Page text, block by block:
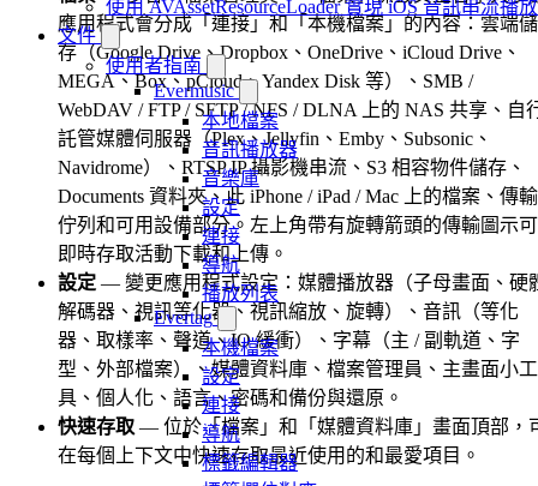
使用 AVAssetResourceLoader 實現 iOS 音訊串流播放
文件
使用者指南
Evermusic
本地檔案
音訊播放器
音樂庫
設定
連接
導航
播放列表
Evertag
本機檔案
設定
連接
導航
標籤編輯器
應用程式會分成「連接」和「本機檔案」的內容：雲端儲
存（Google Drive、Dropbox、OneDrive、iCloud Drive、
MEGA、Box、pCloud、Yandex Disk 等）、SMB /
WebDAV / FTP / SFTP / NFS / DLNA 上的 NAS 共享、自
託管媒體伺服器（Plex、Jellyfin、Emby、Subsonic、
Navidrome）、RTSP IP 攝影機串流、S3 相容物件儲存、
Documents 資料夾、此 iPhone / iPad / Mac 上的檔案、傳輸
佇列和可用設備部分。左上角帶有旋轉箭頭的傳輸圖示可
即時存取活動下載和上傳。
設定 — 變更應用程式設定：媒體播放器（子母畫面、硬
解碼器、視訊等化器、視訊縮放、旋轉）、音訊（等化
器、取樣率、聲道、IO 緩衝）、字幕（主 / 副軌道、字
型、外部檔案）、媒體資料庫、檔案管理員、主畫面小工
具、個人化、語言、密碼和備份與還原。
快速存取 — 位於「檔案」和「媒體資料庫」畫面頂部，
在每個上下文中快速存取最近使用的和最愛項目。